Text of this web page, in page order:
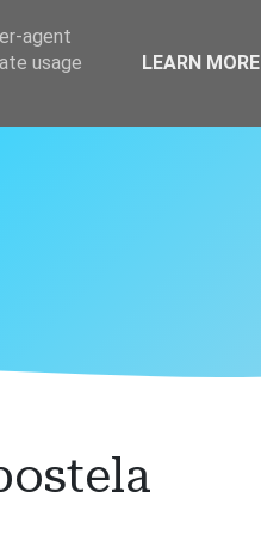
agent
usage
LEARN MORE